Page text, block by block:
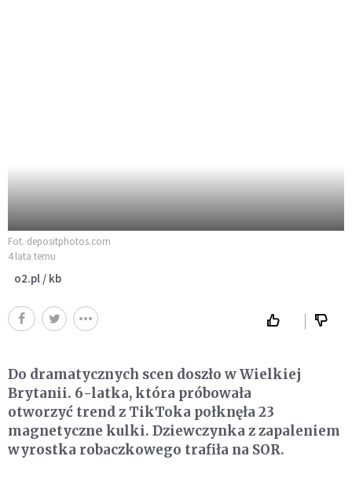
Fot. depositphotos.com
4 lata temu
o2.pl / kb
Do dramatycznych scen doszło w Wielkiej
Brytanii. 6-latka, która próbowała
otworzyć trend z TikToka połknęła 23
magnetyczne kulki. Dziewczynka z zapaleniem
wyrostka robaczkowego trafiła na SOR.